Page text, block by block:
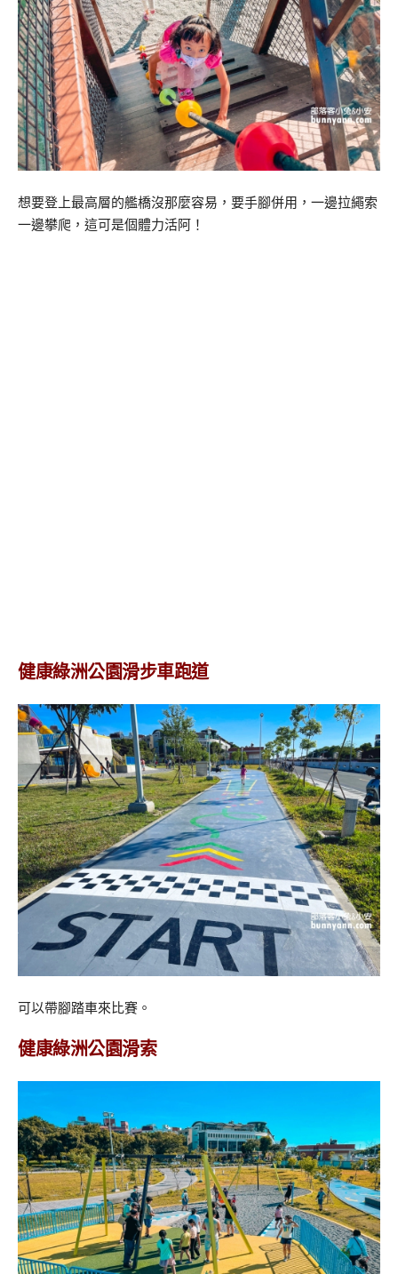
想要登上最高層的艦橋沒那麼容易，要手腳併用，一邊拉繩索
一邊攀爬，這可是個體力活阿！
健康綠洲公園滑步車跑道
可以帶腳踏車來比賽。
健康綠洲公園滑索